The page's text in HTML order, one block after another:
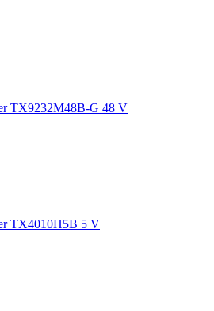
TX9232M48B-G 48 V
TX4010H5B 5 V